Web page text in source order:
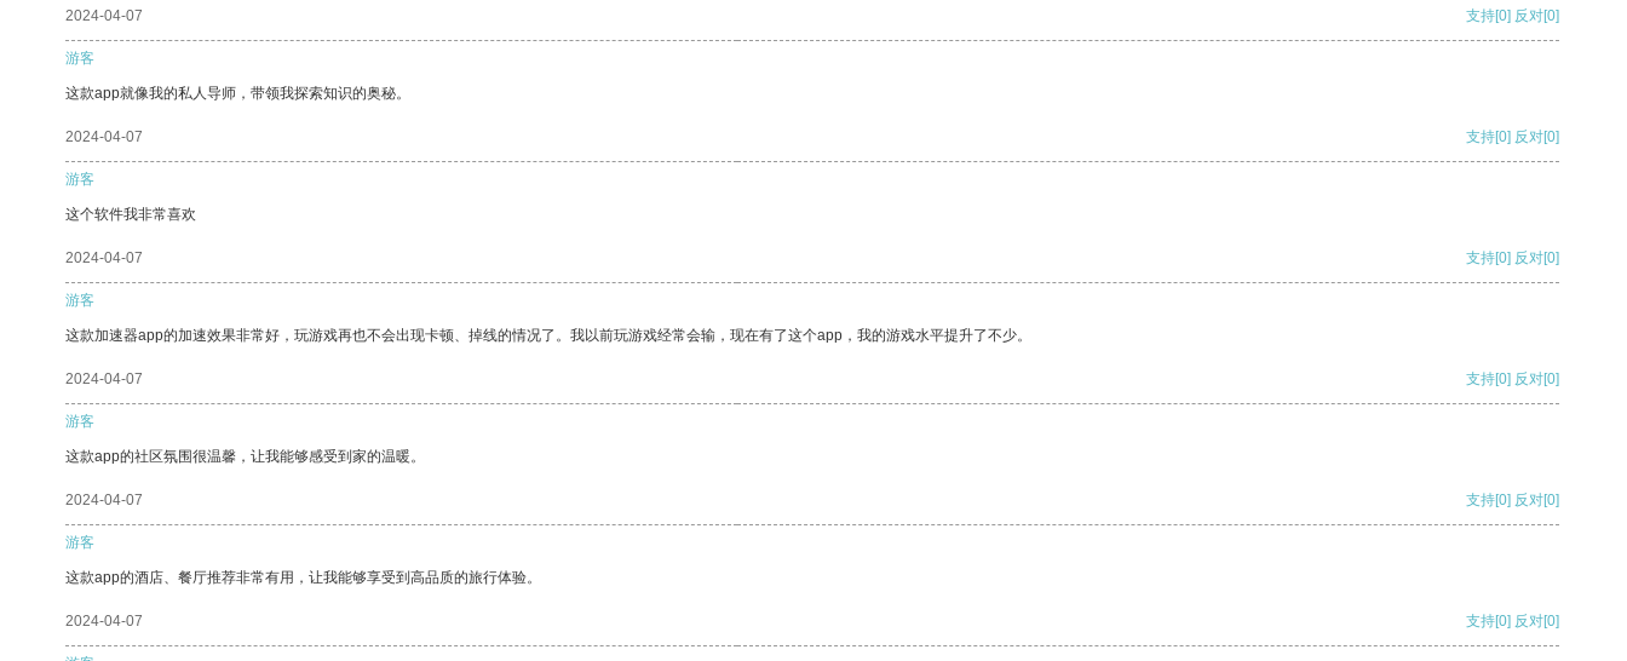
2024-04-07 支持[0] 反对[0]
游客
这款app就像我的私人导师，带领我探索知识的奥秘。
2024-04-07 支持[0] 反对[0]
游客
这个软件我非常喜欢
2024-04-07 支持[0] 反对[0]
游客
这款加速器app的加速效果非常好，玩游戏再也不会出现卡顿、掉线的情况了。我以前玩游戏经常会输，现在有了这个app，我的游戏水平提升了不少。
2024-04-07 支持[0] 反对[0]
游客
这款app的社区氛围很温馨，让我能够感受到家的温暖。
2024-04-07 支持[0] 反对[0]
游客
这款app的酒店、餐厅推荐非常有用，让我能够享受到高品质的旅行体验。
2024-04-07 支持[0] 反对[0]